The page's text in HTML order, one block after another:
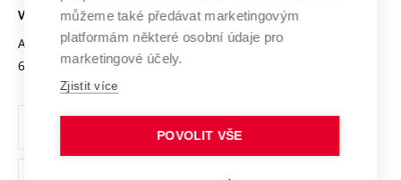
Projekty
Projekty ze strukturálních fondů
Specifický výzkum
Vyznamenání
Organizační struktura
Ochrana osobních údajů
VYSOKÉ UČENÍ TECHNICKÉ V BRNĚ
Antonínská 548/1
602 00 Brno
www.vut.cz
vut@vutbr.cz
můžeme také předávat marketingovým
platformám některé osobní údaje pro
marketingové účely.
Zjistit více
POVOLIT VŠE